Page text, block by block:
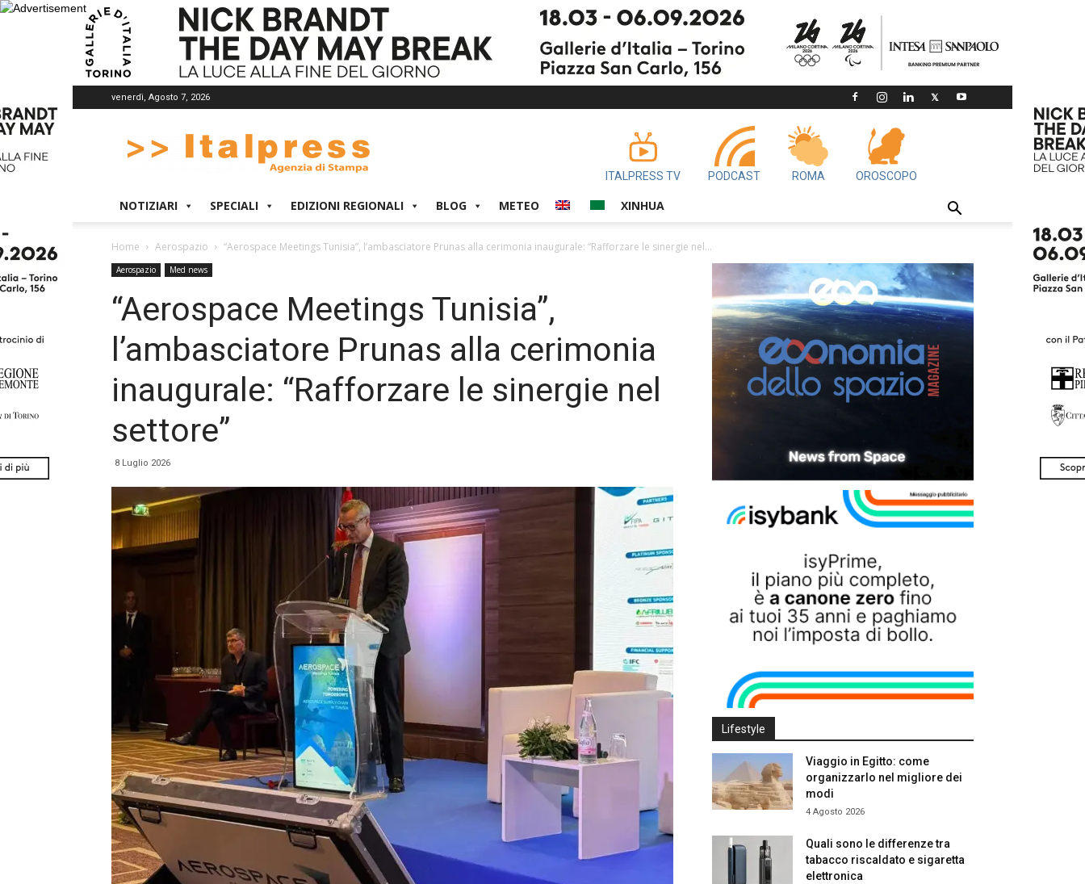
venerdì, Agosto 7, 2026
ITALPRESS TV PODCAST ROMA OROSCOPO
NOTIZIARI SPECIALI EDIZIONI REGIONALI BLOG METEO XINHUA
Home Aerospazio “Aerospace Meetings Tunisia”, l’ambasciatore Prunas alla cerimonia inaugurale: “Rafforzare le sinergie nel...
Aerospazio Med news
“Aerospace Meetings Tunisia”,
l’ambasciatore Prunas alla cerimonia
inaugurale: “Rafforzare le sinergie nel
settore”
8 Luglio 2026
Lifestyle
Viaggio in Egitto: come
organizzarlo nel migliore dei
modi
4 Agosto 2026
Quali sono le differenze tra
tabacco riscaldato e sigaretta
elettronica